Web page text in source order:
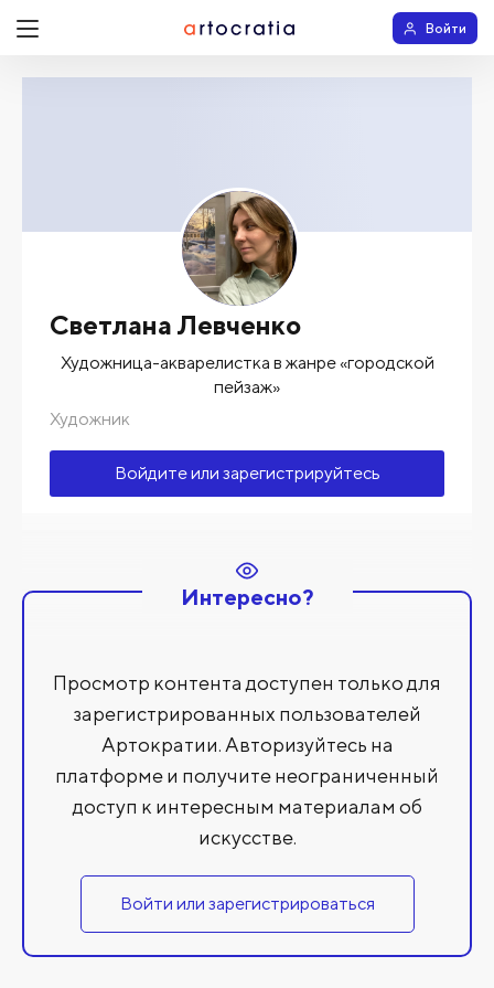
Войти
Светлана Левченко
Художница-акварелистка в жанре «городской
пейзаж»
Художник
Войдите или зарегистрируйтесь
Интересно?
Просмотр контента доступен только для
зарегистрированных пользователей
Артократии. Авторизуйтесь на
платформе и получите неограниченный
доступ к интересным материалам об
искусстве.
Войти или зарегистрироваться